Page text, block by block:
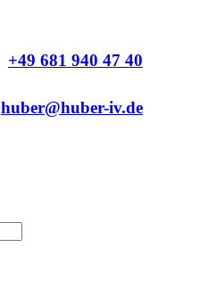
+49 681 940 47 40
huber@huber-iv.de